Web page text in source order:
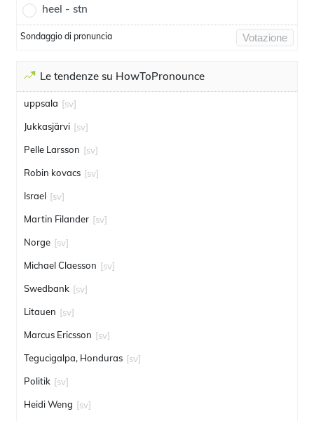
heel - stn
Sondaggio di pronuncia Votazione
Le tendenze su HowToPronounce
uppsala [sv]
Jukkasjärvi [sv]
Pelle Larsson [sv]
Robin kovacs [sv]
Israel [sv]
Martin Filander [sv]
Norge [sv]
Michael Claesson [sv]
Swedbank [sv]
Litauen [sv]
Marcus Ericsson [sv]
Tegucigalpa, Honduras [sv]
Politik [sv]
Heidi Weng [sv]